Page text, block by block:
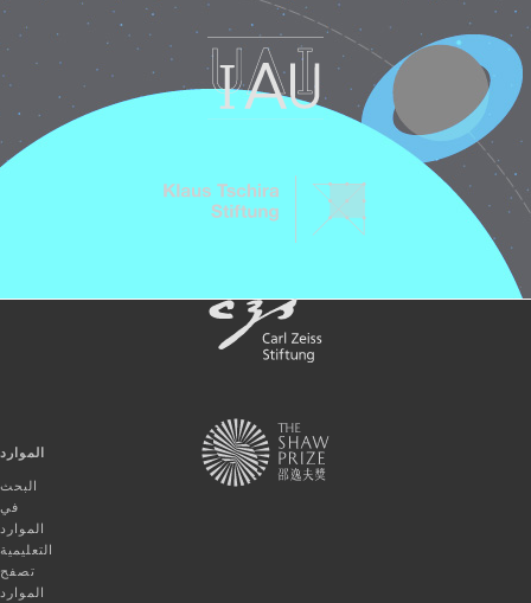
الموارد
البحث
في
الموارد
التعليمية
تصفح
الموارد